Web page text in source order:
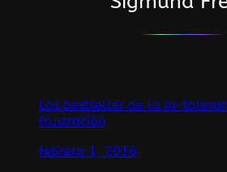
Los bestseller de la in-
frustración
febrero 1, 2016